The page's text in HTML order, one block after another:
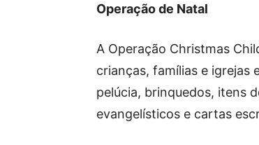
Operação de Natal
A Operação Christmas
crianças, famílias e igrejas
pelúcia, brinquedos, itens
evangelísticos e cartas